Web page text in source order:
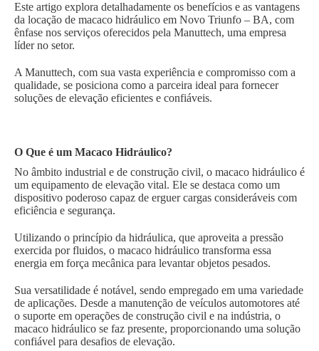
Este artigo explora detalhadamente os benefícios e as vantagens
da locação de macaco hidráulico em Novo Triunfo – BA, com
ênfase nos serviços oferecidos pela Manuttech, uma empresa
líder no setor.
A Manuttech, com sua vasta experiência e compromisso com a
qualidade, se posiciona como a parceira ideal para fornecer
soluções de elevação eficientes e confiáveis.
O Que é um Macaco Hidráulico?
No âmbito industrial e de construção civil, o macaco hidráulico é
um equipamento de elevação vital. Ele se destaca como um
dispositivo poderoso capaz de erguer cargas consideráveis com
eficiência e segurança.
Utilizando o princípio da hidráulica, que aproveita a pressão
exercida por fluidos, o macaco hidráulico transforma essa
energia em força mecânica para levantar objetos pesados.
Sua versatilidade é notável, sendo empregado em uma variedade
de aplicações. Desde a manutenção de veículos automotores até
o suporte em operações de construção civil e na indústria, o
macaco hidráulico se faz presente, proporcionando uma solução
confiável para desafios de elevação.